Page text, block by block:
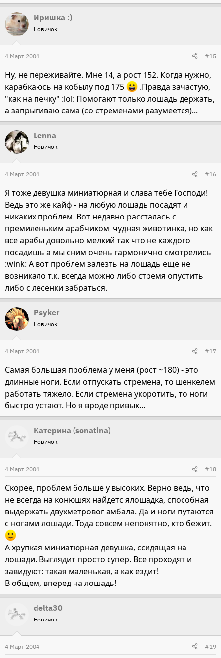
Иришка :)
Новичок
4 Март 2004 #15
Ну, не переживайте. Мне 14, а рост 152. Когда нужно,
карабкаюсь на кобылу под 175
.Правда зачастую,
"как на печку" :lol: Помогают только лошадь держать,
а запрыгиваю сама (со стременами разумеется)...
Lenna
Новичок
4 Март 2004 #16
Я тоже девушка миниатюрная и слава тебе Господи!
Ведь это же кайф - на любую лошадь посадят и
никаких проблем. Вот недавно рассталась с
премиленьким арабчиком, чудная животинка, но как
все арабы довольно мелкий так что не каждого
посадишь а мы сним очень гармонично смотрелись
:wink: А вот проблем залезть на лошадь еще не
возникало т.к. всегда можно либо стремя опустить
либо с лесенки забраться.
Psyker
Новичок
4 Март 2004 #17
Самая большая проблема у меня (рост ~180) - это
длинные ноги. Если отпускать стремена, то шенкелем
работать тяжело. Если стремена укоротить, то ноги
быстро устают. Но я вроде привык...
Катерина (sonatina)
Новичок
4 Март 2004 #18
Скорее, проблем больше у высоких. Верно ведь, что
не всегда на конюшях найдетс ялошадка, способная
выдержать двухметровог амбала. Да и ноги путаются
с ногами лошади. Тода совсем непонятно, кто бежит.
А хрупкая миниатюрная девушка, ссидящая на
лошади. Выглядит просто супер. Все проходят и
завидуют: такая маленькая, а как ездит!
В общем, вперед на лошадь!
delta30
Новичок
4 Март 2004 #19